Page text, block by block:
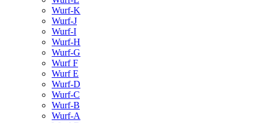
Wurf-K
Wurf-J
Wurf-I
Wurf-H
Wurf-G
Wurf F
Wurf E
Wurf-D
Wurf-C
Wurf-B
Wurf-A